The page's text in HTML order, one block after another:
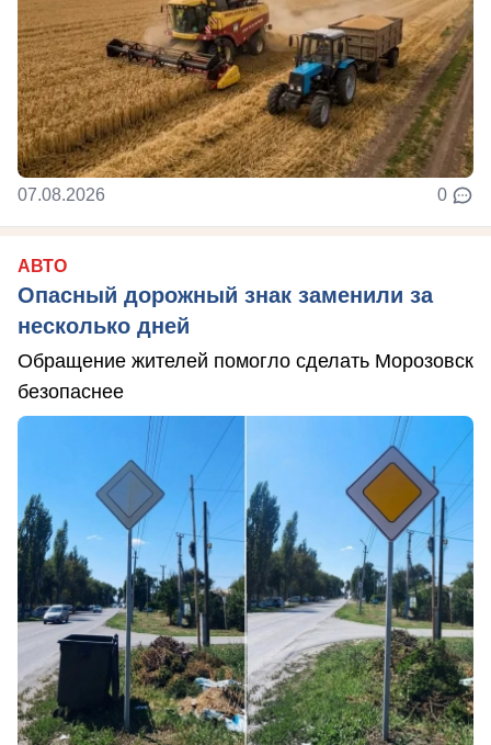
07.08.2026 0
АВТО
Опасный дорожный знак заменили за
несколько дней
Обращение жителей помогло сделать Морозовск
безопаснее